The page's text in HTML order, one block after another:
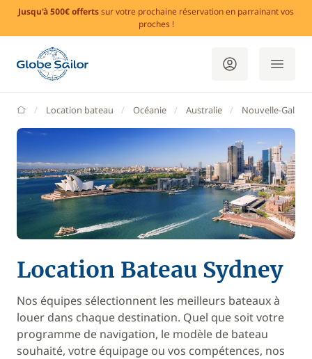
Jusqu'à 500€ offertssur votre prochaine réservation en parrainant vos
proches !
GlobeSailor
Location bateau Océanie Australie Nouvelle-Galles
Location Bateau Sydney
Nos équipes sélectionnent les meilleurs bateaux à
louer dans chaque destination. Quel que soit votre
programme de navigation, le modèle de bateau
souhaité, votre équipage ou vos compétences, nos